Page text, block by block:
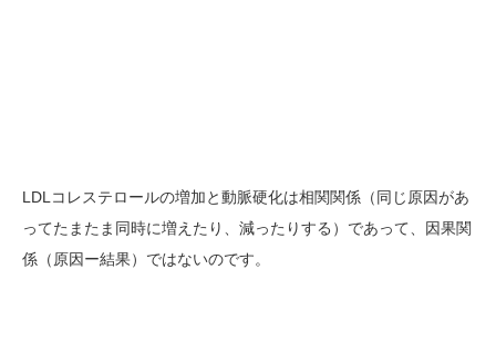
LDLコレステロールの増加と動脈硬化は相関関係（同じ原因があ
ってたまたま同時に増えたり、減ったりする）であって、因果関
係（原因ー結果）ではないのです。